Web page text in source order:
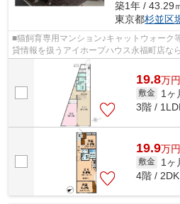
築1年 / 43.29
東京都杉並区
■猫飼育専用マンション♪キャットウォーク
貸情報を扱うアイホープハウス永福町店な
っと見つかります。お電話03-3327-777...
19.8万円
敷金 1ヶ
3階 /
19.9万円
敷金 1ヶ
4階 /